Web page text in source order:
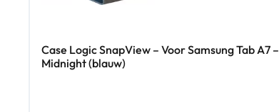
Case Logic SnapView – Voor Samsung Tab A7 –
Midnight (blauw)